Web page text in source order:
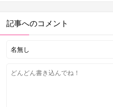
記事へのコメント